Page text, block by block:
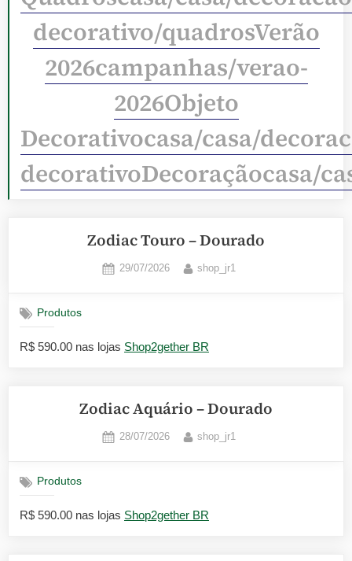
decorativo/quadrosVerão
2026campanhas/verao-
2026Objeto
Decorativocasa/casa/
decorativoDecoraçãocasa/
Zodiac Touro – Dourado
Posted
29/07/2026 By
shop_jr1
Produtos
R$ 590.00 nas lojas Shop2gether BR
Zodiac Aquário – Dourado
Posted
28/07/2026 By
shop_jr1
Produtos
R$ 590.00 nas lojas Shop2gether BR